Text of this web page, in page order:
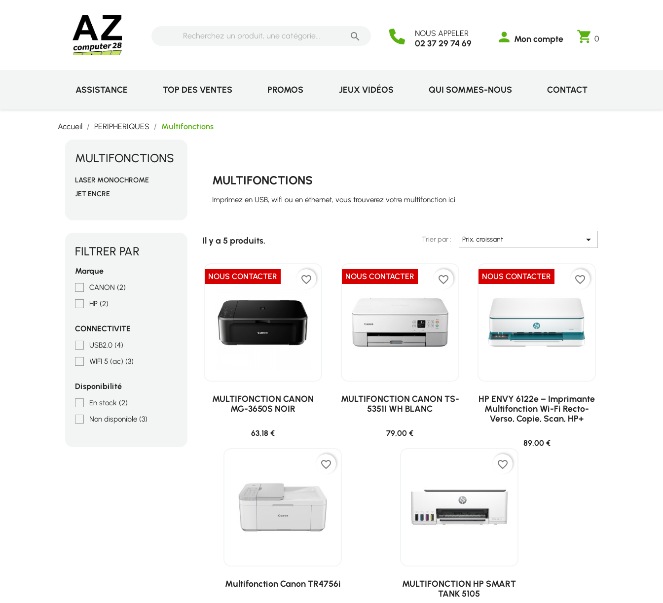
 NOUS APPELER
02 37 29 74 69 person Mon compte shopping_cart 0
ASSISTANCE TOP DES VENTES PROMOS JEUX VIDÉOS QUI SOMMES-NOUS CONTACT
Accueil PERIPHERIQUES Multifonctions
MULTIFONCTIONS
LASER MONOCHROME
JET ENCRE
FILTRER PAR
Marque
CANON (2)
HP (2)
CONNECTIVITE
USB2.0 (4)
WIFI 5 (ac) (3)
Disponibilité
En stock (2)
Non disponible (3)
MULTIFONCTIONS
Imprimez en USB, wifi ou en éthernet, vous trouverez votre multifonction ici
Il y a 5 produits. Trier par : Prix, croissant 
NOUS CONTACTER favorite_border
MULTIFONCTION CANON
MG-3650S NOIR
63,18 €
NOUS CONTACTER favorite_border
MULTIFONCTION CANON TS-
5351I WH BLANC
79,00 €
NOUS CONTACTER favorite_border
HP ENVY 6122e – Imprimante
Multifonction Wi-Fi Recto-
Verso, Copie, Scan, HP+
89,00 €
favorite_border
Multifonction Canon TR4756i
favorite_border
MULTIFONCTION HP SMART
TANK 5105